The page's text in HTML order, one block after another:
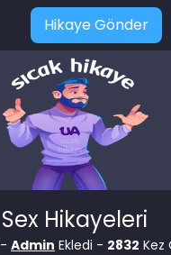
Hikaye Gönder
Sex Hikayeleri
- Admin Ekledi - 2832 Kez